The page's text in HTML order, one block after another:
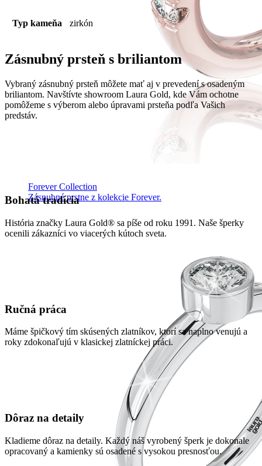
Forever Collection
Zásnubné prstne z kolekcie Forever.
Typ kameňa zirkón
Zásnubný prsteň s briliantom
Vybraný zásnubný prsteň môžete mať aj v prevedení s osadeným
briliantom. Navštívte showroom Laura Gold, kde Vám ochotne
pomôžeme s výberom alebo úpravami prsteňa podľa Vašich
predstáv.
Bohatá tradícia
História značky Laura Gold® sa píše od roku 1991. Naše šperky
ocenili zákazníci vo viacerých kútoch sveta.
Ručná práca
Máme špičkový tím skúsených zlatníkov, ktorí sa naplno venujú a
roky zdokonaľujú v klasickej zlatníckej práci.
Dôraz na detaily
Kladieme dôraz na detaily. Každý náš vyrobený šperk je dokonale
opracovaný a kamienky sú osadené s vysokou presnosťou.